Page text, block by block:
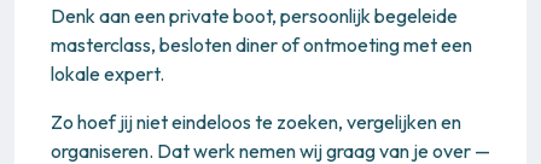
Denk aan een private boot, persoonlijk begeleide
masterclass, besloten diner of ontmoeting met een
lokale expert.
Zo hoef jij niet eindeloos te zoeken, vergelijken en
organiseren. Dat werk nemen wij graag van je over —